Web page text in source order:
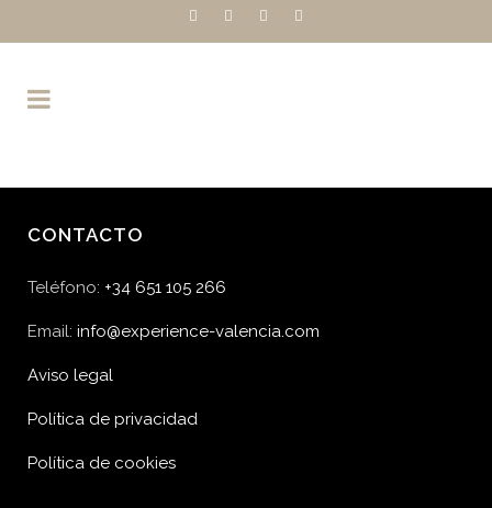
CONTACTO
Teléfono: +34 651 105 266
Email: info@experience-valencia.com
Aviso legal
Política de privacidad
Política de cookies